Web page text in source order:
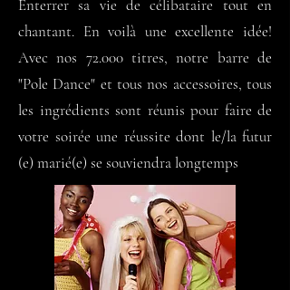
Enterrer sa vie de célibataire tout en
chantant. En voilà une excellente idée!
Avec nos 72.000 titres, notre barre de
"Pole Dance" et tous nos accessoires, tous
les ingrédients sont réunis pour faire de
votre soirée une réussite dont le/la futur
(e) marié(e) se souviendra longtemps